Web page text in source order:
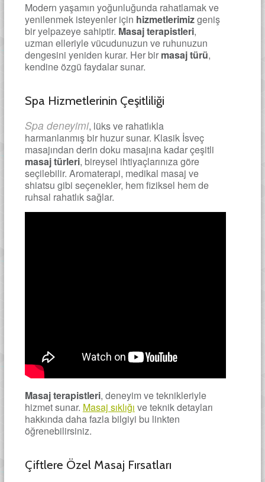
Modern yaşamın yoğunluğunda rahatlamak ve
yenilenmek isteyenler için hizmetlerimizgeniş
bir yelpazeye sahiptir. Masaj terapistleri,
uzman elleriyle vücudunuzun ve ruhunuzun
dengesini yeniden kurar. Her bir masaj türü,
kendine özgü faydalar sunar.
Spa Hizmetlerinin Çeşitliliği
Spa deneyimi, lüks ve rahatlıkla
harmanlanmış bir huzur sunar. Klasik İsveç
masajından derin doku masajına kadar çeşitli
masaj türleri, bireysel ihtiyaçlarınıza göre
seçilebilir. Aromaterapi, medikal masaj ve
shiatsu gibi seçenekler, hem fiziksel hem de
ruhsal rahatlık sağlar.
Masaj terapistleri, deneyim ve teknikleriyle
hizmet sunar. Masaj sıklığı ve teknik detayları
hakkında daha fazla bilgiyi bu linkten
öğrenebilirsiniz.
Çiftlere Özel Masaj Fırsatları